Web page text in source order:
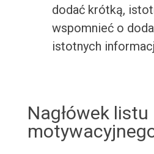
dodać krótką,
wspomnieć o
istotnych
Nagłówek listu